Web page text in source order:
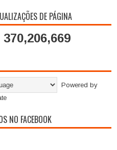
DE PÁGINA
370,206,669
Powered by
NO FACEBOOK